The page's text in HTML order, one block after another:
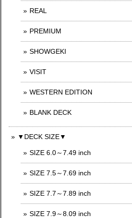
REAL
PREMIUM
SHOWGEKI
VISIT
WESTERN EDITION
BLANK DECK
▼DECK SIZE▼
SIZE 6.0～7.49 inch
SIZE 7.5～7.69 inch
SIZE 7.7～7.89 inch
SIZE 7.9～8.09 inch